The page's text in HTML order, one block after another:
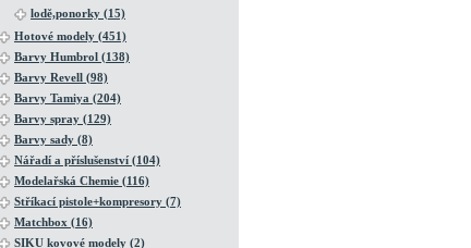
lodě,ponorky (15)
Hotové modely (451)
Barvy Humbrol (138)
Barvy Revell (98)
Barvy Tamiya (204)
Barvy spray (129)
Barvy sady (8)
Nářadí a příslušenství (104)
Modelařská Chemie (116)
Stříkací pistole+kompresory (7)
Matchbox (16)
SIKU kovové modely (2)